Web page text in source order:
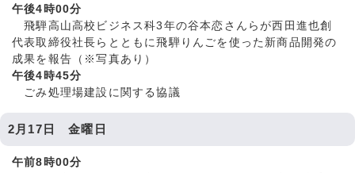
午後4時00分
飛騨高山高校ビジネス科3年の谷本恋さんらが西田進也創
代表取締役社長らとともに飛騨りんごを使った新商品開発の
成果を報告（※写真あり）
午後4時45分
ごみ処理場建設に関する協議
2月17日 金曜日
午前8時00分